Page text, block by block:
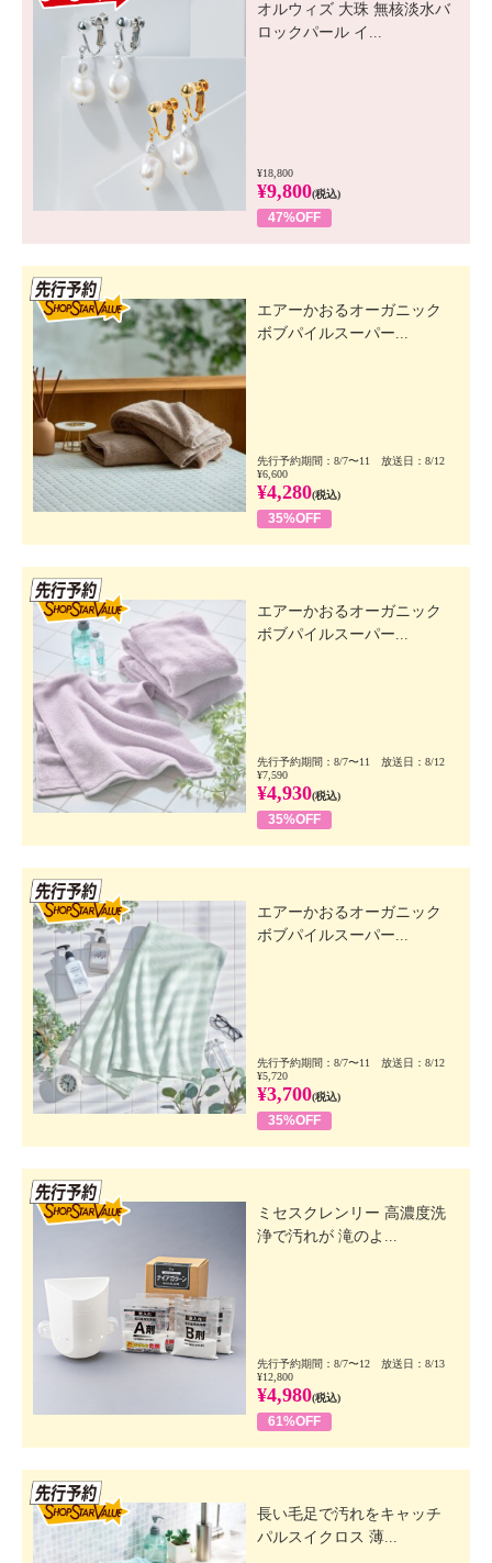
オルウィズ 大珠 無核淡水バ
ロックパール イ...
¥18,800
¥9,800(税込)
47%OFF
エアーかおるオーガニック
ボブパイルスーパー...
先行予約期間：8/7〜11 放送日：8/12
¥6,600
¥4,280(税込)
35%OFF
エアーかおるオーガニック
ボブパイルスーパー...
先行予約期間：8/7〜11 放送日：8/12
¥7,590
¥4,930(税込)
35%OFF
エアーかおるオーガニック
ボブパイルスーパー...
先行予約期間：8/7〜11 放送日：8/12
¥5,720
¥3,700(税込)
35%OFF
ミセスクレンリー 高濃度洗
浄で汚れが 滝のよ...
先行予約期間：8/7〜12 放送日：8/13
¥12,800
¥4,980(税込)
61%OFF
長い毛足で汚れをキャッチ
パルスイクロス 薄...